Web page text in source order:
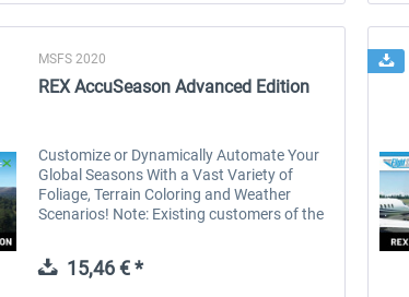
35,69 € * 3,00 € *
MSFS 2020
REX AccuSeason Advanced Edition
Customize or Dynamically Automate Your
Global Seasons With a Vast Variety of
Foliage, Terrain Coloring and Weather
Scenarios! Note: Existing customers of the
version for free. You can use your...
15,46 € *